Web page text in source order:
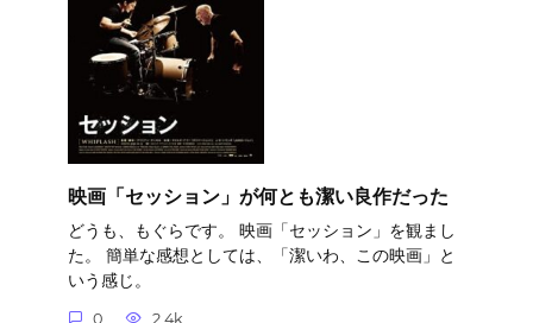
映画「セッション」が何とも潔い良作だった
どうも、もぐらです。 映画「セッション」を観まし
た。 簡単な感想としては、「潔いわ、この映画」と
いう感じ。
0 2.4k.